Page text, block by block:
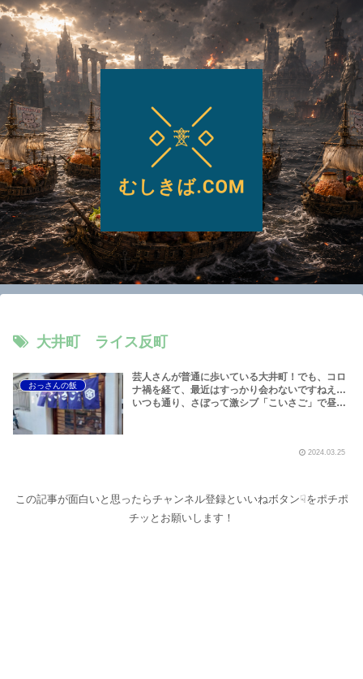
大井町 ライス反町
おっさんの飯
芸人さんが普通に歩いている大井町！でも、コロ
ナ禍を経て、最近はすっかり会わないですねえ…
いつも通り、さぼって激シブ「こいさご」で昼か
2024.03.25
この記事が面白いと思ったらチャンネル登録といいねボタン☟をポチポ
チッとお願いします！